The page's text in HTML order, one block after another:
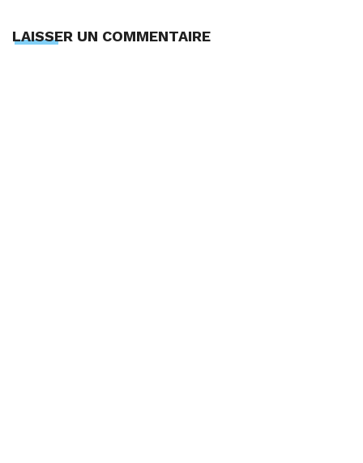
LAISSER UN COMMENTAIRE